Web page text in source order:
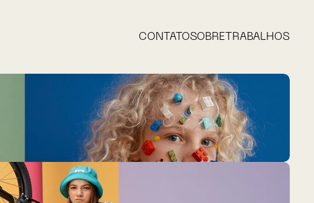
CONTATOSOBRE TRABALHOS